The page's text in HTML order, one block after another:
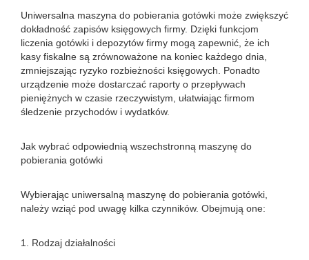
Uniwersalna maszyna do pobierania gotówki może zwiększyć
dokładność zapisów księgowych firmy. Dzięki funkcjom
liczenia gotówki i depozytów firmy mogą zapewnić, że ich
kasy fiskalne są zrównoważone na koniec każdego dnia,
zmniejszając ryzyko rozbieżności księgowych. Ponadto
urządzenie może dostarczać raporty o przepływach
pieniężnych w czasie rzeczywistym, ułatwiając firmom
śledzenie przychodów i wydatków.
Jak wybrać odpowiednią wszechstronną maszynę do
pobierania gotówki
Wybierając uniwersalną maszynę do pobierania gotówki,
należy wziąć pod uwagę kilka czynników. Obejmują one:
1. Rodzaj działalności